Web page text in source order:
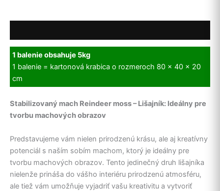
1 balenie obsahuje 5kg
1 balenie = kartonová krabica o rozmeroch 80 x 40 x 20
cm
Stabilizovaný mach Reindeer moss – Lišajník: Ideálny pre
tvorbu machových obrazov
Predstavujeme vám nielen prirodzenú krásu, ale aj kreatívny
potenciál s naším sobím machom, ktorý je ideálny pre
tvorbu machových obrazov. Tento jedinečný druh lišajníka
nielenže prináša do vášho interiéru prirodzenú atmosféru,
ale tiež vám umožňuje vyjadriť vašu kreativitu a vytvoriť